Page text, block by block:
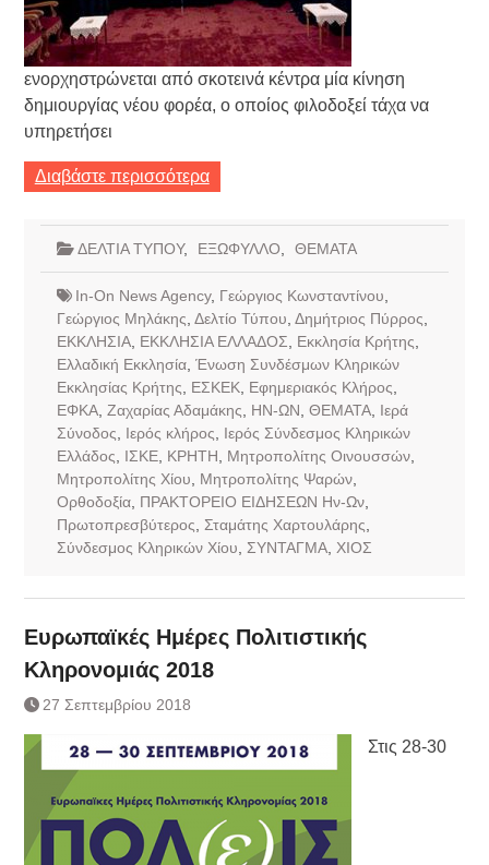
ενορχηστρώνεται από σκοτεινά κέντρα μία κίνηση
δημιουργίας νέου φορέα, ο οποίος φιλοδοξεί τάχα να
υπηρετήσει
Διαβάστε περισσότερα
ΔΕΛΤΙΑ ΤΥΠΟΥ, ΕΞΩΦΥΛΛΟ ΘΕΜΑΤΑ
In-On News Agency, Γεώργιος Κωνσταντίνου
Γεώργιος Μηλάκης Δελτίο Τύπου Δημήτριος Πύρρος
ΕΚΚΛΗΣΙΑ, ΕΚΚΛΗΣΙΑ ΕΛΛΑΔΟΣ Εκκλησία Κρήτης
Ελλαδική Εκκλησία, Ένωση Συνδέσμων Κληρικών
Εκκλησίας Κρήτης
ΕΣΚΕΚ, Εφημεριακός Κλήρος
ΕΦΚΑ, Ζαχαρίας Αδαμάκης ΗΝ-ΩΝ ΘΕΜΑΤΑ, Ιερά
Σύνοδος
Ιερός κλήρος
Ιερός Σύνδεσμος Κληρικών
Ελλάδος
ΙΣΚΕ, ΚΡΗΤΗ Μητροπολίτης Οινουσσών,
Μητροπολίτης Χίου
Μητροπολίτης Ψαρών,
Ορθοδοξία, ΠΡΑΚΤΟΡΕΙΟ ΕΙΔΗΣΕΩΝ Ην-Ων,
Πρωτοπρεσβύτερος
Σταμάτης Χαρτουλάρης
Σύνδεσμος Κληρικών Χίου
ΣΥΝΤΑΓΜΑ, ΧΙΟΣ
Ευρωπαϊκές Ημέρες Πολιτιστικής
Κληρονομιάς 2018
27 Σεπτεμβρίου 2018
Στις 28-30